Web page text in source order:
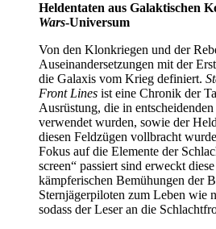
Heldentaten aus Galaktischen
Wars-Universum
Von den Klonkriegen und der
Auseinandersetzungen mit der
die Galaxis vom Krieg definiert.
Front Lines ist eine Chronik der
Ausrüstung, die in
verwendet wurden, sowie der
diesen Feldzügen vollbracht
Fokus auf die Elemente der
screen“ passiert sind erweckt
kämpferischen Bemühungen der
Sternjägerpiloten zum Leben wie
sodass der Leser an die